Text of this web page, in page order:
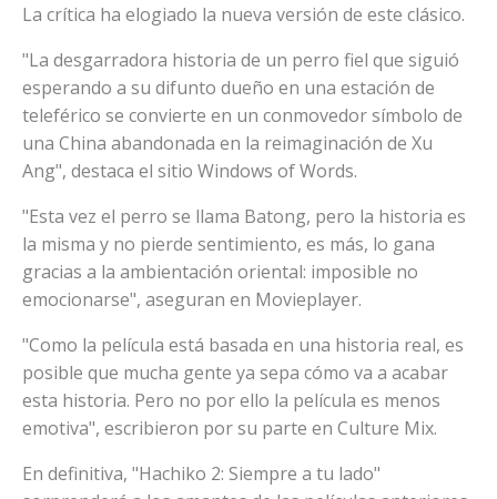
La crítica ha elogiado la nueva versión de este clásico.
"La desgarradora historia de un perro fiel que siguió
esperando a su difunto dueño en una estación de
teleférico se convierte en un conmovedor símbolo de
una China abandonada en la reimaginación de Xu
Ang", destaca el sitio Windows of Words.
"Esta vez el perro se llama Batong, pero la historia es
la misma y no pierde sentimiento, es más, lo gana
gracias a la ambientación oriental: imposible no
emocionarse", aseguran en Movieplayer.
"Como la película está basada en una historia real, es
posible que mucha gente ya sepa cómo va a acabar
esta historia. Pero no por ello la película es menos
emotiva", escribieron por su parte en Culture Mix.
En definitiva, "Hachiko 2: Siempre a tu lado"